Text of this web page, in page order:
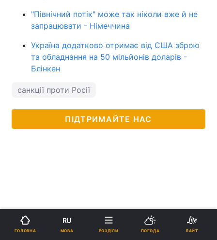
"Північний потік" може так ніколи вже й не
запрацювати - Німеччина
Україна додатково отримає від США зброю
та обладнання на 50 мільйонів доларів -
Блінкен
санкції проти Росії
ПІДТРИМАЙТЕ НАС
ГОЛОВНА
RU
МОВА РОЗДІЛИ ПОГОДА ЛАЙТ